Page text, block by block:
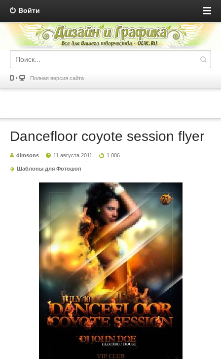
Войти
Полная версия сайта
Dancefloor coyote session flyer
dimsons 11 августа 2011 1 086
Шаблоны для Фотошоп